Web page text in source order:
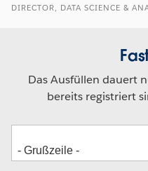
DIRECTOR, DATA SCIENCE &
Das Ausfüllen dauert
bereits registriert